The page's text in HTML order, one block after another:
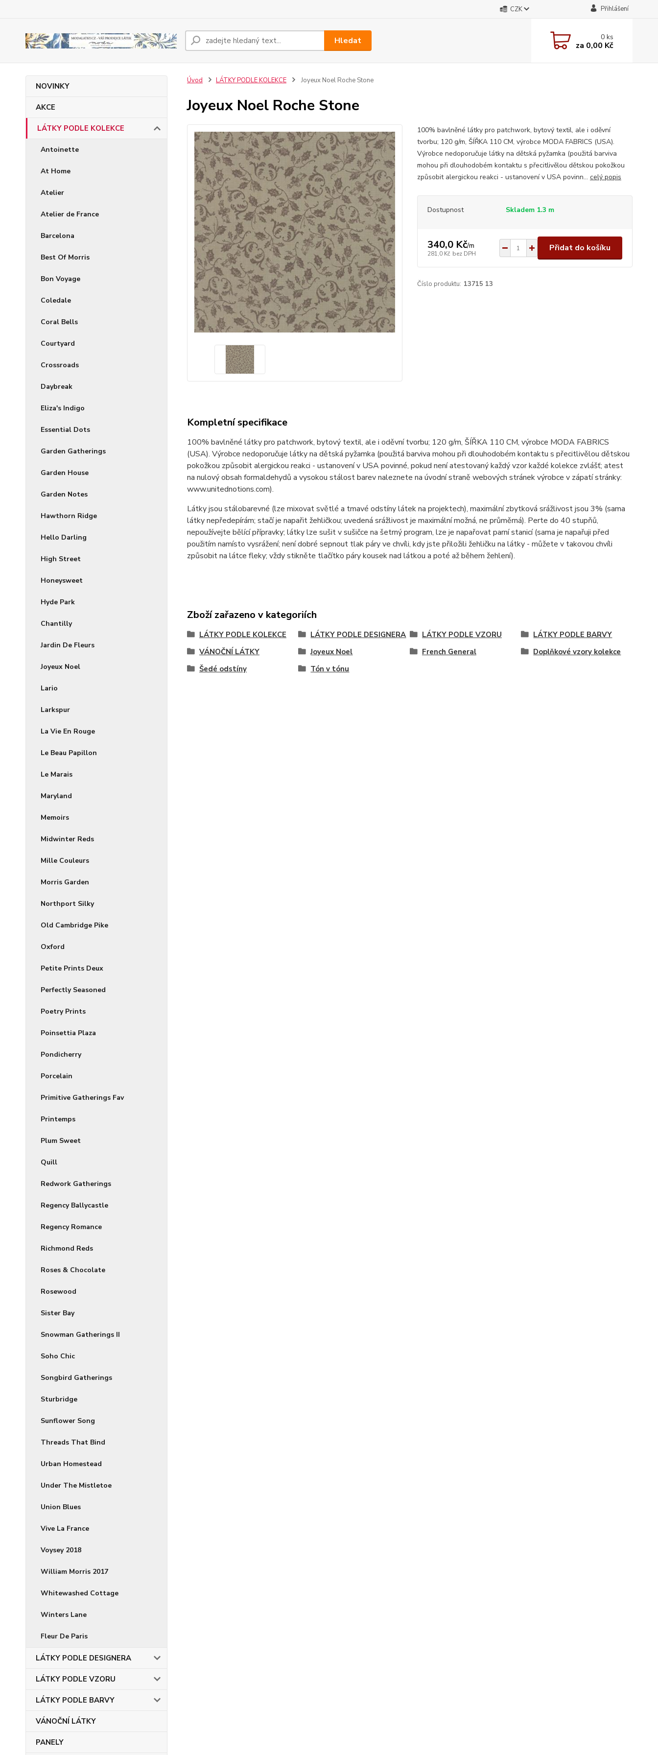
CZK Přihlášení
Hledat 0ks
za 0,00 Kč
NOVINKY
AKCE
LÁTKY PODLE KOLEKCE
Antoinette
At Home
Atelier
Atelier de France
Barcelona
Best Of Morris
Bon Voyage
Coledale
Coral Bells
Courtyard
Crossroads
Daybreak
Eliza's Indigo
Essential Dots
Garden Gatherings
Garden House
Garden Notes
Hawthorn Ridge
Hello Darling
High Street
Honeysweet
Hyde Park
Chantilly
Jardin De Fleurs
Joyeux Noel
Lario
Larkspur
La Vie En Rouge
Le Beau Papillon
Le Marais
Maryland
Memoirs
Midwinter Reds
Mille Couleurs
Morris Garden
Northport Silky
Old Cambridge Pike
Oxford
Petite Prints Deux
Perfectly Seasoned
Poetry Prints
Poinsettia Plaza
Pondicherry
Porcelain
Primitive Gatherings Fav
Printemps
Plum Sweet
Quill
Redwork Gatherings
Regency Ballycastle
Regency Romance
Richmond Reds
Roses & Chocolate
Rosewood
Sister Bay
Snowman Gatherings II
Soho Chic
Songbird Gatherings
Sturbridge
Sunflower Song
Threads That Bind
Urban Homestead
Under The Mistletoe
Union Blues
Vive La France
Voysey 2018
William Morris 2017
Whitewashed Cottage
Winters Lane
Fleur De Paris
LÁTKY PODLE DESIGNERA
LÁTKY PODLE VZORU
LÁTKY PODLE BARVY
VÁNOČNÍ LÁTKY
PANELY
Úvod LÁTKY PODLE KOLEKCE Joyeux Noel Roche Stone
Joyeux Noel Roche Stone
100% bavlněné látky pro patchwork, bytový textil, ale i oděvní
tvorbu; 120 g/m, ŠÍŘKA 110 CM, výrobce MODA FABRICS (USA).
Výrobce nedoporučuje látky na dětská pyžamka (použitá barviva
mohou při dlouhodobém kontaktu s přecitlivělou dětskou pokožkou
způsobit alergickou reakci - ustanovení v USA povinn... celý popis
Dostupnost Skladem 1.3 m
340,0 Kč/m
281,0 Kč bez DPH
Přidat do košíku
Číslo produktu: 13715 13
Kompletní specifikace
100% bavlněné látky pro patchwork, bytový textil, ale i oděvní tvorbu; 120 g/m, ŠÍŘKA 110 CM, výrobce MODA FABRICS
(USA). Výrobce nedoporučuje látky na dětská pyžamka (použitá barviva mohou při dlouhodobém kontaktu s přecitlivělou dětskou
pokožkou způsobit alergickou reakci - ustanovení v USA povinné, pokud není atestovaný každý vzor každé kolekce zvlášť; atest
na nulový obsah formaldehydů a vysokou stálost barev naleznete na úvodní straně webových stránek výrobce v zápatí stránky:
www.unitednotions.com).
Látky jsou stálobarevné (lze mixovat světlé a tmavé odstíny látek na projektech), maximální zbytková srážlivost jsou 3% (sama
látky nepředepírám; stačí je napařit žehličkou; uvedená srážlivost je maximální možná, ne průměrná). Perte do 40 stupňů,
nepoužívejte bělící přípravky; látky lze sušit v sušičce na šetrný program, lze je napařovat parní stanicí (sama je napařuji před
použitím namísto vysrážení; není dobré sepnout tlak páry ve chvíli, kdy jste přiložili žehličku na látky - můžete v takovou chvíli
způsobit na látce fleky; vždy stikněte tlačítko páry kousek nad látkou a poté až během žehlení).
Zboží zařazeno v kategoriích
LÁTKY PODLE KOLEKCE LÁTKY PODLE DESIGNERA LÁTKY PODLE VZORU
LÁTKY PODLE BARVY
VÁNOČNÍ LÁTKY
Joyeux Noel French General
Doplňkové vzory kolekce
Šedé odstíny
Tón v tónu